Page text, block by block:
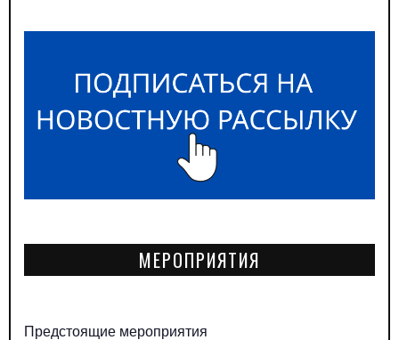
МЕРОПРИЯТИЯ
Предстоящие мероприятия